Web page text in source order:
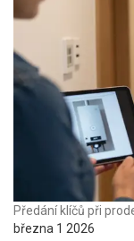
Předání klíčů při
března 1 2026